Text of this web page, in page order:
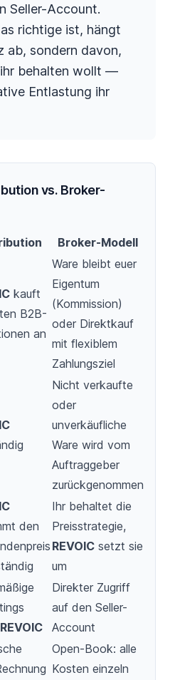
Seller-Account.
richtige ist, hängt
ab, sondern davon,
behalten wollt —
Entlastung ihr
vs. Broker-
Broker-Modell
kauft
B2B-
an
Ware bleibt euer
Eigentum
(Kommission)
oder Direktkauf
mit flexiblem
Zahlungsziel
Nicht verkaufte
oder
unverkäufliche
Ware wird vom
Auftraggeber
zurückgenommen
den
Ihr behaltet die
Preisstrategie,
REVOICsetzt sie
um
REVOIC
Direkter Zugriff
auf den Seller-
Account
Open-Book: alle
Kosten einzeln